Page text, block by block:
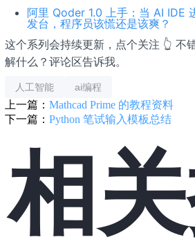
阿里 Qoder 1.0 上手：当 AI IDE
发台，程序员该慌还是该爽？
这个系列会持续更新，点个关注 👆 不
解什么？评论区告诉我。
人工智能 ai编程
上一篇： Mathcad Prime 的教程资料
下一篇： Python 笔试输入模板总结
相